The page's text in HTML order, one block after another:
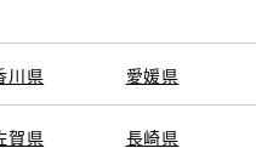
川県 愛媛県
賀県 長崎県
的勢力に対する基本方針企業情報 リ